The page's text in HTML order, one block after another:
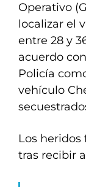
Operativo
localizar el
entre 28 y
acuerdo
Policía
vehículo
Los
tras recibir